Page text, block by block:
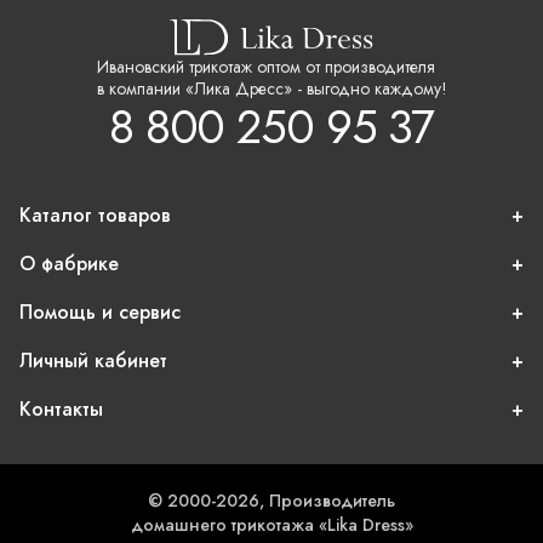
Ивановский трикотаж оптом от производителя
в компании «Лика Дресс» - выгодно каждому!
8 800 250 95 37
Каталог товаров
О фабрике
Помощь и сервис
Личный кабинет
Контакты
© 2000-2026, Производитель
домашнего трикотажа «Lika Dress»